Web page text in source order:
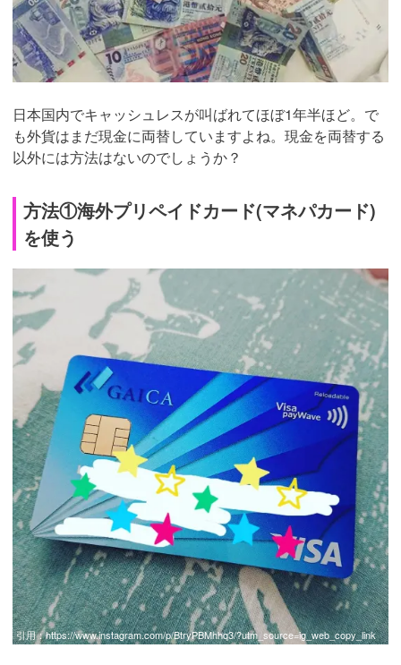
日本国内でキャッシュレスが叫ばれてほぼ1年半ほど。で
も外貨はまだ現金に両替していますよね。現金を両替する
以外には方法はないのでしょうか？
方法①海外プリペイドカード(マネパカード)
を使う
引用：https://www.instagram.com/p/BtryPBMhhq3/?utm_source=ig_web_copy_link